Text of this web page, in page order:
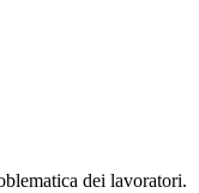
dei lavoratori.